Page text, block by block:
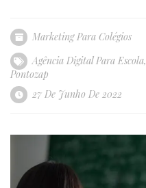
Marketing Para Colégios
Agência Digital Para Escola,
Pontozap
27 De Junho De 2022